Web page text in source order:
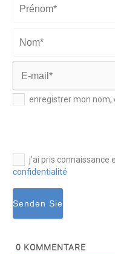
Nom*
E-
mail*
enregistrer mon nom,
j’ai pris connaissance
confidentialité
0 KOMMENTARE